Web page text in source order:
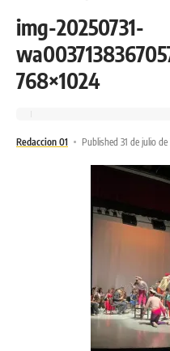
img-20250731-
768×1024
Redaccion 01 Published 31 de julio de